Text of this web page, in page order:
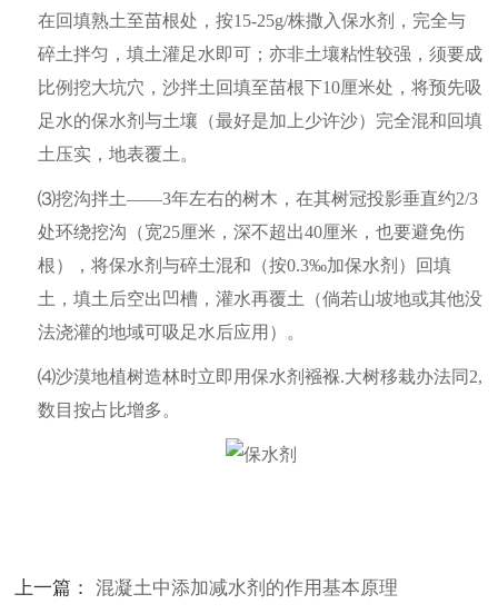
在回填熟土至苗根处，按15-25g/株撒入保水剂，完全与
碎土拌匀，填土灌足水即可；亦非土壤粘性较强，须要成
比例挖大坑穴，沙拌土回填至苗根下10厘米处，将预先吸
足水的保水剂与土壤（最好是加上少许沙）完全混和回填
土压实，地表覆土。
⑶挖沟拌土——3年左右的树木，在其树冠投影垂直约2/3
处环绕挖沟（宽25厘米，深不超出40厘米，也要避免伤
根），将保水剂与碎土混和（按0.3‰加保水剂）回填
土，填土后空出凹槽，灌水再覆土（倘若山坡地或其他没
法浇灌的地域可吸足水后应用）。
⑷沙漠地植树造林时立即用保水剂襁褓.大树移栽办法同2,
数目按占比增多。
上一篇：混凝土中添加减水剂的作用基本原理